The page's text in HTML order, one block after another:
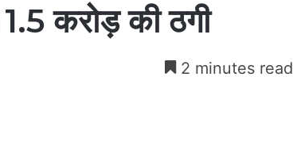
करोड़ की ठगी
2 minutes read